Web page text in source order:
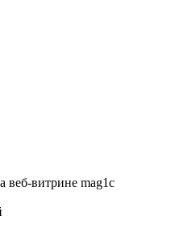
веб-витрине mag1c